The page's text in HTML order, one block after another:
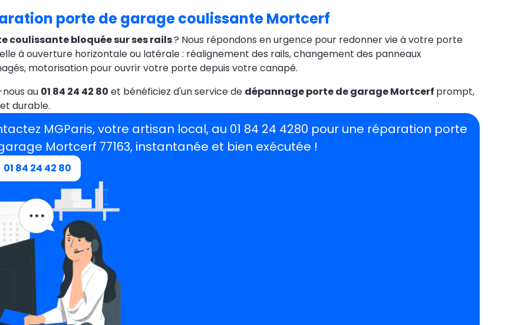
porte de garage coulissante Mortcerf
coulissante bloquée sur ses rails? Nous répondons en urgence pour redonner vie à votre porte
à ouverture horizontale ou latérale : réalignement des rails, changement des panneaux
motorisation pour ouvrir votre porte depuis votre canapé.
au 01 84 24 42 80 et bénéficiez d'un service de dépannage porte de garage Mortcerf prompt,
durable.
MGParis, votre artisan local, au 01 84 24 4280 pour une réparation porte
Mortcerf 77163, instantanée et bien exécutée !
01 84 24 42 80